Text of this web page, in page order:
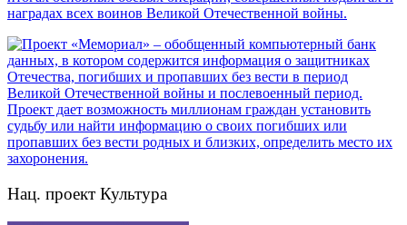
Нац. проект Культура